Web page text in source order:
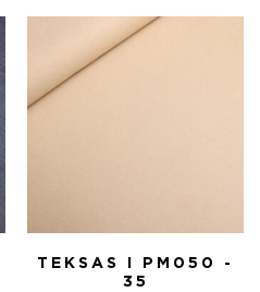
TEKSAS I PM050 -
35